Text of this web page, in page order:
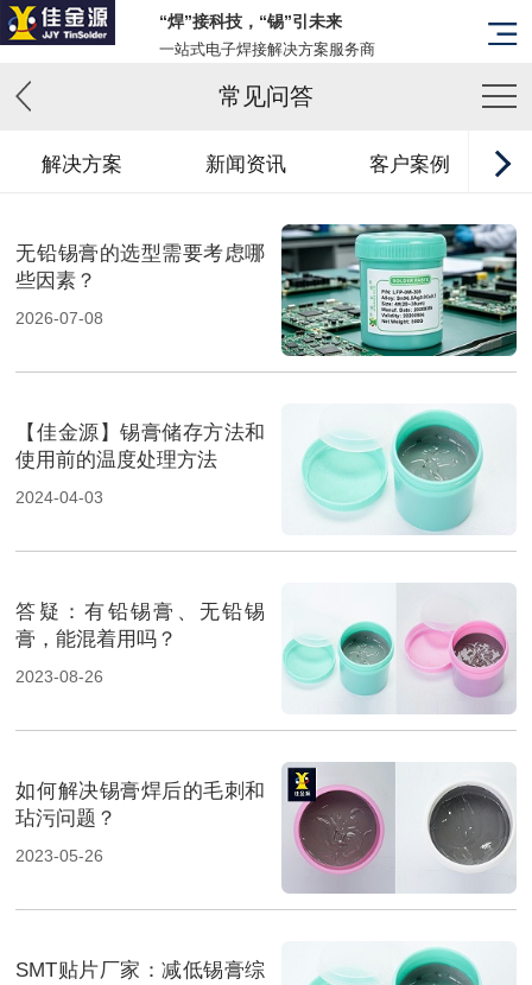
“焊”接科技，“锡”引未来
一站式电子焊接解决方案服务商
常见问答
解决方案 新闻资讯 客户案例
无铅锡膏的选型需要考虑哪
些因素？
2026-07-08
【佳金源】锡膏储存方法和
使用前的温度处理方法
2024-04-03
答疑：有铅锡膏、无铅锡
膏，能混着用吗？
2023-08-26
如何解决锡膏焊后的毛刺和
玷污问题？
2023-05-26
SMT贴片厂家：减低锡膏综